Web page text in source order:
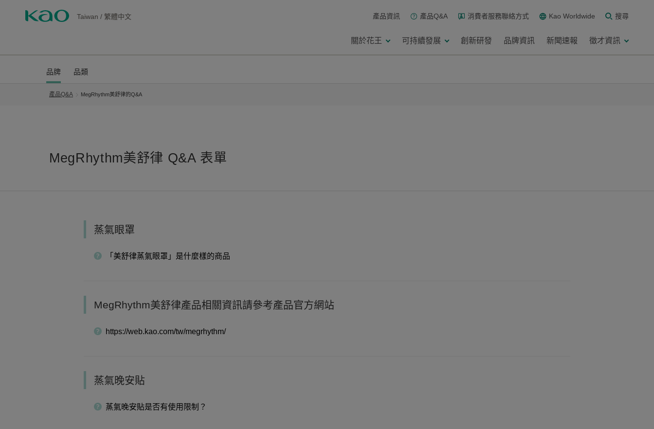
Taiwan / 繁體中文 產品資訊 產品Q&A 消費者服務聯絡方式 Kao Worldwide 搜尋
關於花王 可持續發展 創新研發 品牌資訊 新聞速報 徵才資訊
品牌 品類
產品Q&A MegRhythm美舒律的Q&A
MegRhythm美舒律 Q&A 表單
蒸氣眼罩
「美舒律蒸氣眼罩」是什麼樣的商品
MegRhythm美舒律產品相關資訊請參考產品官方網站
https://web.kao.com/tw/megrhythm/
蒸氣晚安貼
蒸氣晚安貼是否有使用限制？